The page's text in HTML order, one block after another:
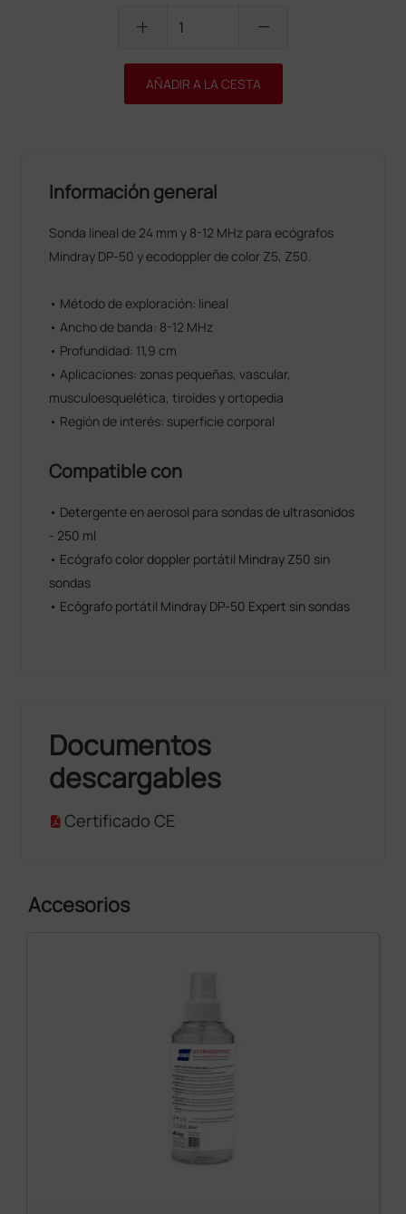
add remove
AÑADIR A LA CESTA
Información general
Sonda lineal de 24 mm y 8-12 MHz para ecógrafos
Mindray DP-50 y ecodoppler de color Z5, Z50.
• Método de exploración: lineal
• Ancho de banda: 8-12 MHz
• Profundidad: 11,9 cm
• Aplicaciones: zonas pequeñas, vascular,
musculoesquelética, tiroides y ortopedia
• Región de interés: superficie corporal
Compatible con
• Detergente en aerosol para sondas de ultrasonidos
- 250 ml
• Ecógrafo color doppler portátil Mindray Z50 sin
sondas
• Ecógrafo portátil Mindray DP-50 Expert sin sondas
Documentos
descargables
Certificado CE
Accesorios